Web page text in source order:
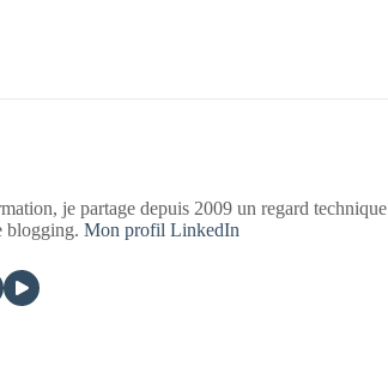
je partage depuis 2009 un regard technique
blogging.Mon profil LinkedIn